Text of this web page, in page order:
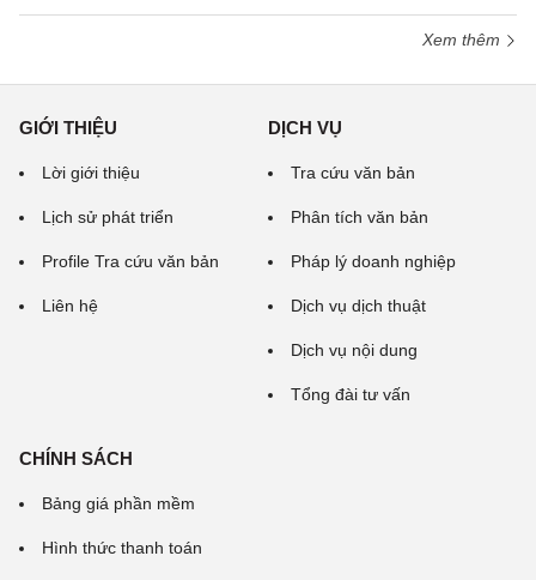
Xem thêm
GIỚI THIỆU
Lời giới thiệu
Lịch sử phát triển
Profile Tra cứu văn bản
Liên hệ
DỊCH VỤ
Tra cứu văn bản
Phân tích văn bản
Pháp lý doanh nghiệp
Dịch vụ dịch thuật
Dịch vụ nội dung
Tổng đài tư vấn
CHÍNH SÁCH
Bảng giá phần mềm
Hình thức thanh toán